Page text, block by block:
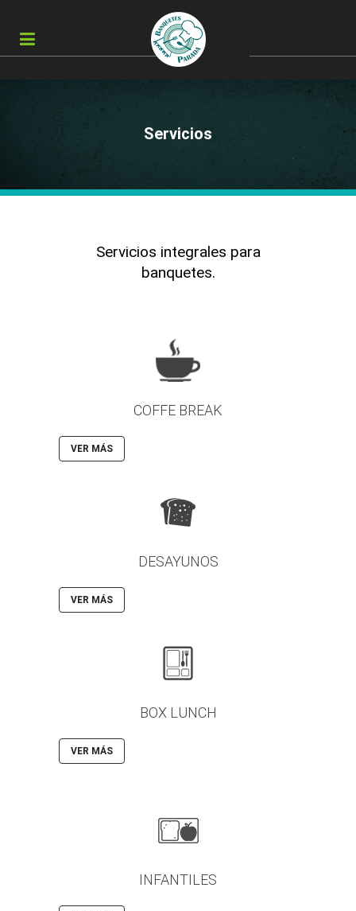
Servicios
Servicios integrales para
banquetes.
COFFE BREAK
VER MÁS
DESAYUNOS
VER MÁS
BOX LUNCH
VER MÁS
INFANTILES